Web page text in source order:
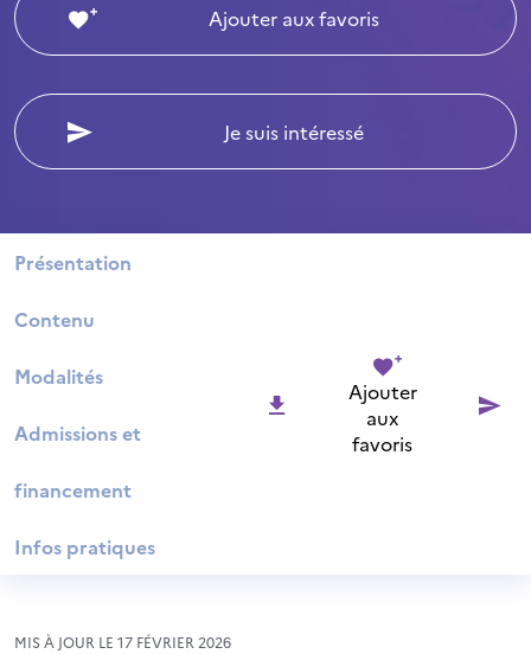
Ajouter aux favoris
Je suis intéressé
Présentation
Contenu
Modalités
Admissions et
financement
Infos pratiques
Ajouter
aux
favoris
MIS À JOUR LE 17 FÉVRIER 2026